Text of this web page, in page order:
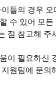
들의 경우
수 있어 모
점 참고해 주
이 필요하신
원팀에 문의